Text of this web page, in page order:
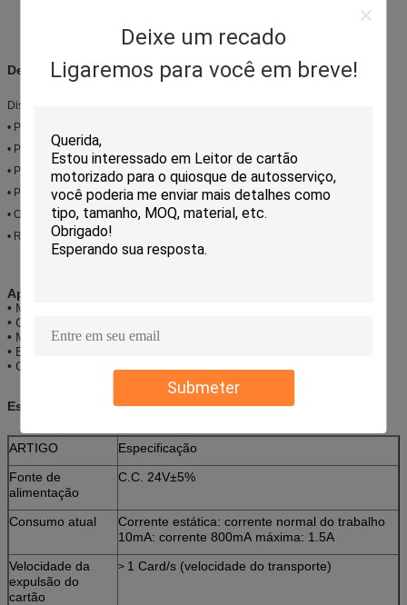
Deixe um recado
Ligaremos para você em breve!
Submeter
Descrição:
Distribuidor do cartão CRT-541
• Projeto fixado diferença da saída contra a alimentação do cartão duplo
• Pre-emitindo capacidades para acelerar a emissão da velocidade
• Projeto original dos expedidores do cartão de papel
• Projeto especial para o leitor de protecção do objeto estrangeiro
• O projeto prolongado faz a capacidade de cartão do empilhador flexível
• RoHs complacente
Aplicações:
• Máquina de venda automática automática
• Cartão da estrada que emite o sistema
• Metro e emissão do cartão do transporte público
• Bilhete que vende o sistema
• Cartão pagado antecipadamente que vende o sistema
Especificações:
ARTIGO
Especificação
Fonte de
alimentação
C.C. 24V±5%
Consumo atual
Corrente estática: corrente normal do trabalho
10mA: corrente 800mA máxima: 1.5A
Velocidade da
expulsão do
cartão
> 1 Card/s (velocidade do transporte)